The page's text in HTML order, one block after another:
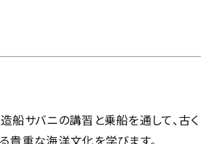
船サバニの講習と乗船を通して、古く